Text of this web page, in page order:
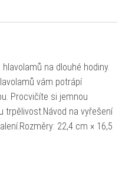
na dlouhé hodiny.
vám potrápí
Procvičíte si jemnou
trpělivost.Návod na vyřešení
22,4 cm × 16,5